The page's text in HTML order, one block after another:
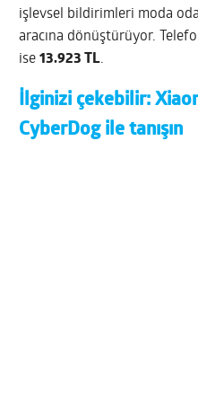
işlevsel bildirimleri moda
aracına dönüştürüyor.
ise13.923 TL.
İlginizi çekebilir:
CyberDog ile tanışın